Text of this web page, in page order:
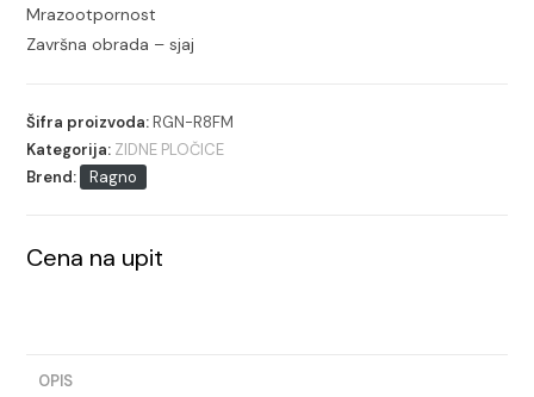
Mrazootpornost
Završna obrada – sjaj
Šifra proizvoda:RGN-R8FM
Kategorija: ZIDNE PLOČICE
Brend:
Ragno
Cena na upit
OPIS